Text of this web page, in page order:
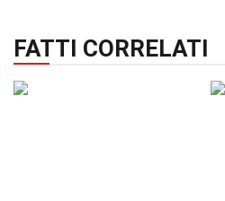
FATTI CORRELATI